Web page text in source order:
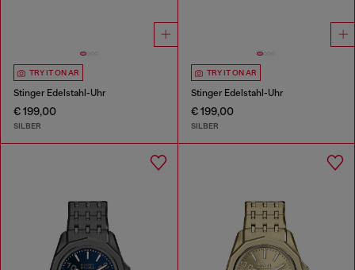
TRY IT ON AR
Stinger Edelstahl-Uhr
€ 199,00
SILBER
TRY IT ON AR
Stinger Edelstahl-Uhr
€ 199,00
SILBER